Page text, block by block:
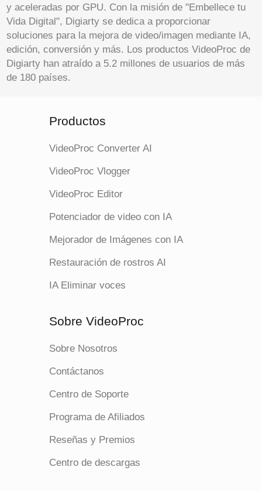
y aceleradas por GPU. Con la misión de "Embellece tu
Vida Digital", Digiarty se dedica a proporcionar
soluciones para la mejora de video/imagen mediante IA,
edición, conversión y más. Los productos VideoProc de
Digiarty han atraído a 5.2 millones de usuarios de más
de 180 países.
Productos
VideoProc Converter AI
VideoProc Vlogger
VideoProc Editor
Potenciador de video con IA
Mejorador de Imágenes con IA
Restauración de rostros AI
IA Eliminar voces
Sobre VideoProc
Sobre Nosotros
Contáctanos
Centro de Soporte
Programa de Afiliados
Reseñas y Premios
Centro de descargas